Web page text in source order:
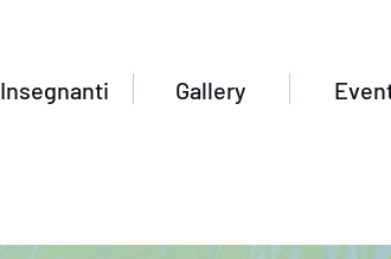
Insegnanti Gallery